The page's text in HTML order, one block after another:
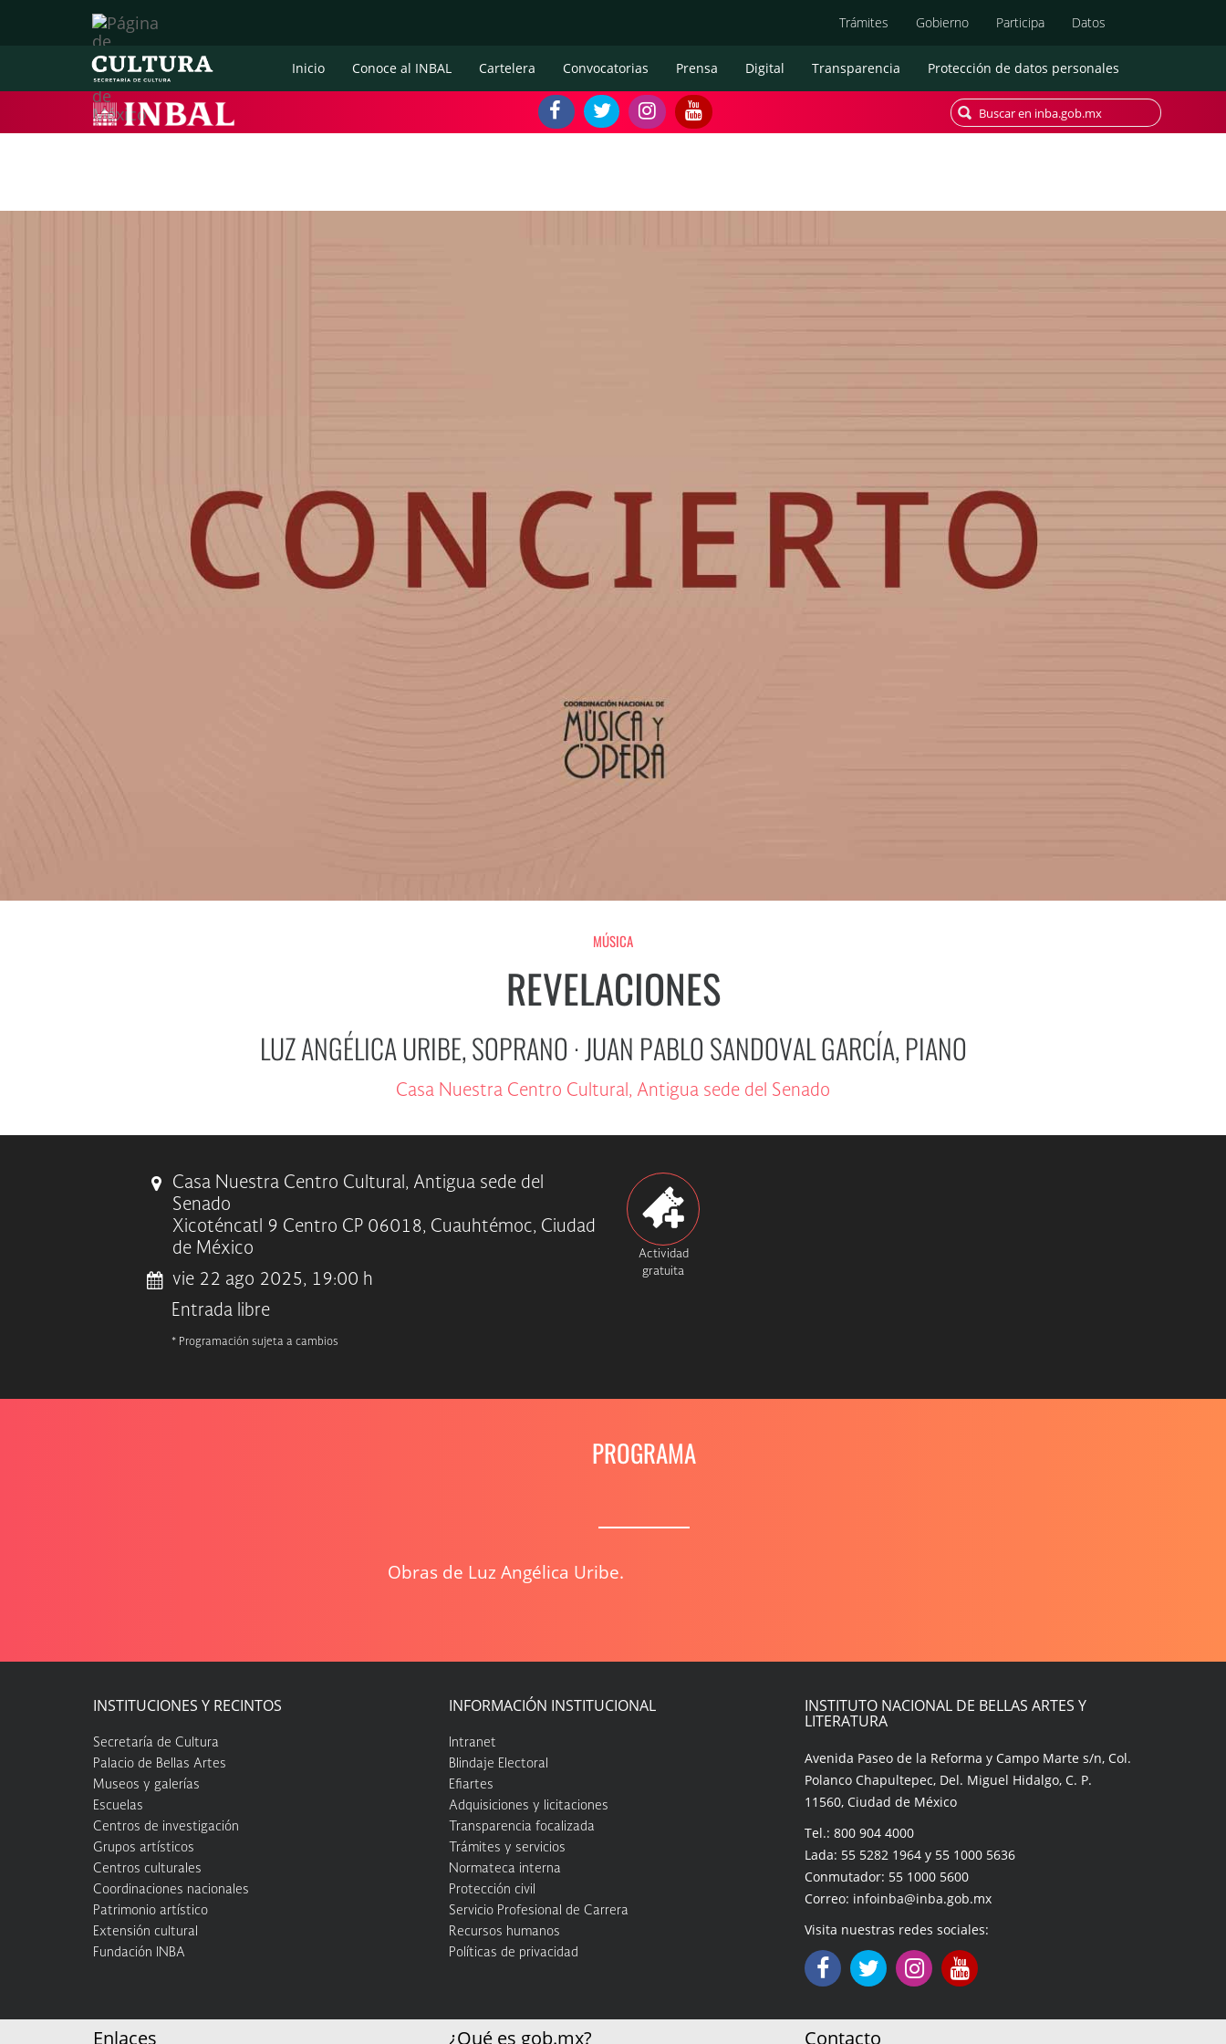
Trámites Gobierno Participa Datos
Inicio Conoce al INBAL Cartelera Convocatorias Prensa Digital Transparencia Protección de datos personales
MÚSICA
REVELACIONES
LUZ ANGÉLICA URIBE, SOPRANO ∙ JUAN PABLO SANDOVAL GARCÍA, PIANO
Casa Nuestra Centro Cultural, Antigua sede del Senado
Casa Nuestra Centro Cultural, Antigua sede del
Senado
Xicoténcatl 9 Centro CP 06018, Cuauhtémoc, Ciudad
de México
vie 22 ago 2025, 19:00 h
Entrada libre
* Programación sujeta a cambios
Actividad
gratuita
PROGRAMA
Obras de Luz Angélica Uribe.
INSTITUCIONES Y RECINTOS
Secretaría de Cultura
Palacio de Bellas Artes
Museos y galerías
Escuelas
Centros de investigación
Grupos artísticos
Centros culturales
Coordinaciones nacionales
Patrimonio artístico
Extensión cultural
Fundación INBA
INFORMACIÓN INSTITUCIONAL
Intranet
Blindaje Electoral
Efiartes
Adquisiciones y licitaciones
Transparencia focalizada
Trámites y servicios
Normateca interna
Protección civil
Servicio Profesional de Carrera
Recursos humanos
Políticas de privacidad
INSTITUTO NACIONAL DE BELLAS ARTES Y
LITERATURA
Avenida Paseo de la Reforma y Campo Marte s/n, Col.
Polanco Chapultepec, Del. Miguel Hidalgo, C. P.
11560, Ciudad de México
Tel.: 800 904 4000
Lada: 55 5282 1964 y 55 1000 5636
Conmutador: 55 1000 5600
Correo: infoinba@inba.gob.mx
Visita nuestras redes sociales:
Enlaces ¿Qué es gob.mx? Contacto